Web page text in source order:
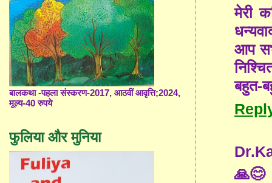
मेरी
आप
बहुत-
🙏😊
बालकथा -पहला संस्करण-2017, आठवीं आवृत्ति;2024,
मूल्य-40 रुपये
फुलिया और मुनिया